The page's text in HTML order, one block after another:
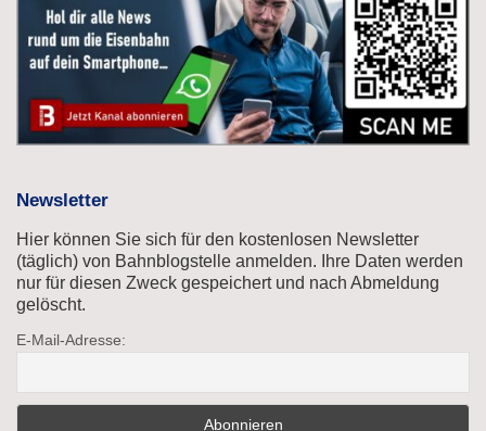
Newsletter
Hier können Sie sich für den kostenlosen Newsletter
(täglich) von Bahnblogstelle anmelden. Ihre Daten werden
nur für diesen Zweck gespeichert und nach Abmeldung
gelöscht.
E-Mail-Adresse: